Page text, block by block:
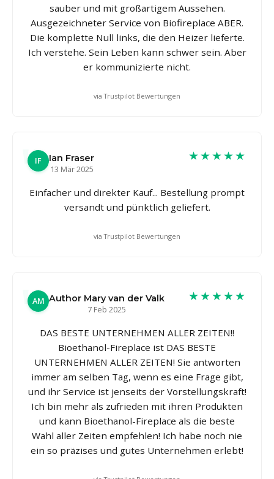
sauber und mit großartigem Aussehen.
Ausgezeichneter Service von Biofireplace ABER.
Die komplette Null links, die den Heizer lieferte.
Ich verstehe. Sein Leben kann schwer sein. Aber
er kommunizierte nicht.
via Trustpilot Bewertungen
IF
Ian Fraser
13 Mär 2025
★★★★★
Einfacher und direkter Kauf... Bestellung prompt
versandt und pünktlich geliefert.
via Trustpilot Bewertungen
AM Author Mary van der Valk
7 Feb 2025
★★★★★
DAS BESTE UNTERNEHMEN ALLER ZEITEN!!
Bioethanol-Fireplace ist DAS BESTE
UNTERNEHMEN ALLER ZEITEN! Sie antworten
immer am selben Tag, wenn es eine Frage gibt,
und ihr Service ist jenseits der Vorstellungskraft!
Ich bin mehr als zufrieden mit ihren Produkten
und kann Bioethanol-Fireplace als die beste
Wahl aller Zeiten empfehlen! Ich habe noch nie
ein so präzises und gutes Unternehmen erlebt!